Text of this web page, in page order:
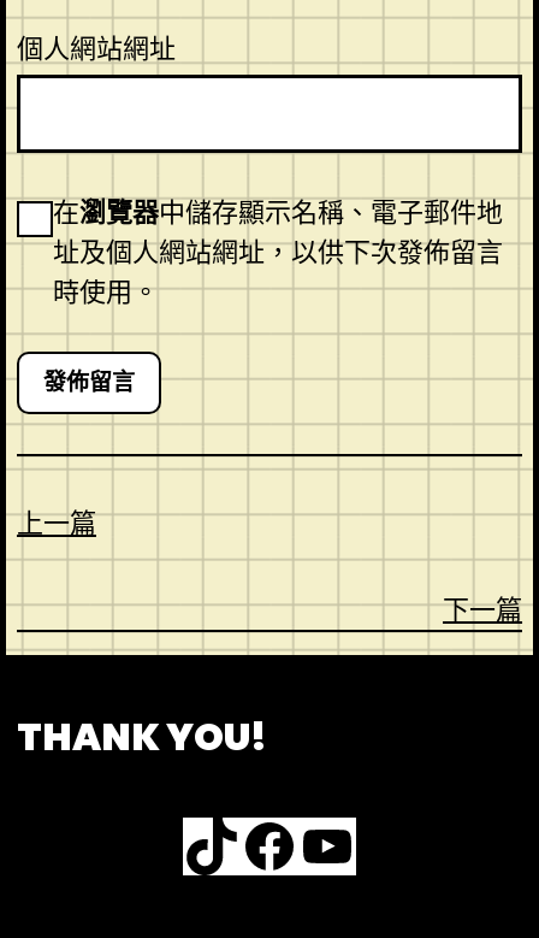
個人網站網址
在瀏覽器中儲存顯示名稱、電子郵件地
址及個人網站網址，以供下次發佈留言
時使用。
上一篇
下一篇
THANK YOU!
TikTok Facebook YouTube